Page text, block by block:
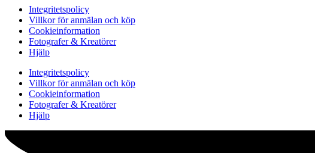
Integritetspolicy
Villkor för anmälan och köp
Cookieinformation
Fotografer & Kreatörer
Hjälp
Integritetspolicy
Villkor för anmälan och köp
Cookieinformation
Fotografer & Kreatörer
Hjälp